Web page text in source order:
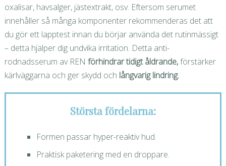
oxalisar, havsalger, jästextrakt, osv. Eftersom serumet
innehåller så många komponenter rekommenderas det att
du gör ett lapptest innan du börjar använda det rutinmässigt
– detta hjälper dig undvika irritation. Detta anti-
rodnadsserum av REN förhindrar tidigt åldrande,förstärker
kärlväggarna och ger skydd och långvarig lindring.
Största fördelarna:
Formen passar hyper-reaktiv hud.
Praktisk paketering med en droppare.